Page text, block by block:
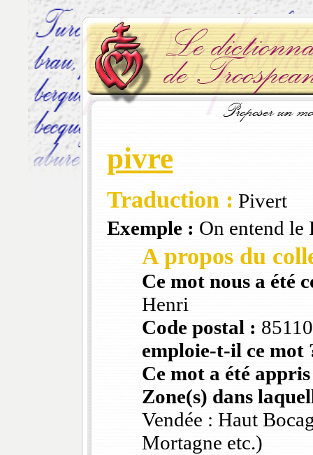
pivre
Traduction : Pivert
Exemple : On entend le
A propos du
Ce mot nous a été
Henri
Code postal :
emploie-t-il ce mot
Ce mot a été
Zone(s) dans
Vendée : Haut
Mortagne etc.)